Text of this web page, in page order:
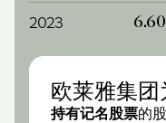
2023 6.60
欧莱雅集
持有记名股票的